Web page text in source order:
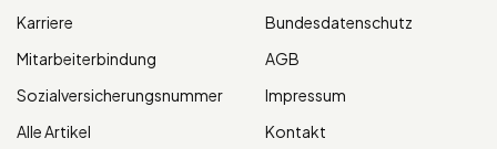
Karriere
Mitarbeiterbindung
Sozialversicherungsnummer
Alle Artikel
Bundesdatenschutz
AGB
Impressum
Kontakt